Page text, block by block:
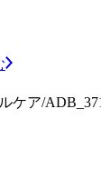
ケア/